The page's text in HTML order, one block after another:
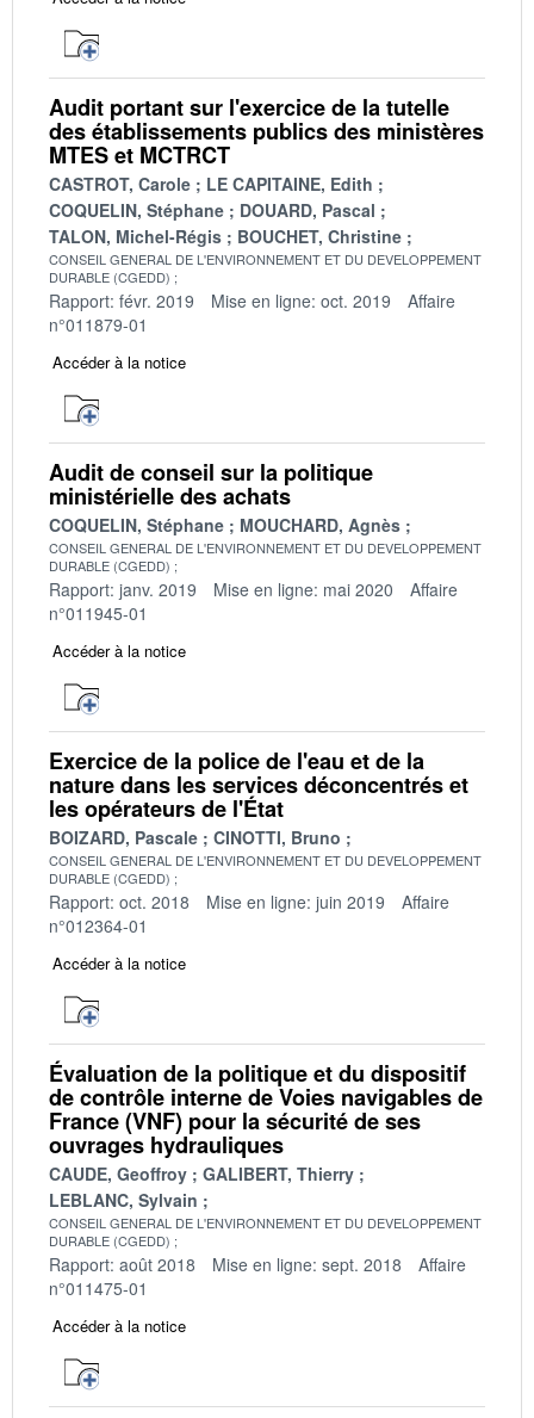
Audit portant sur l'exercice de la tutelle
des établissements publics des ministères
MTES et MCTRCT
CASTROT, Carole
LE CAPITAINE, Edith
COQUELIN, Stéphane
DOUARD, Pascal
TALON, Michel-Régis
BOUCHET, Christine
CONSEIL GENERAL DE L'ENVIRONNEMENT ET DU DEVELOPPEMENT
DURABLE (CGEDD)
Rapport: févr. 2019 Mise en ligne: oct. 2019
Affaire
n°011879-01
Accéder à la notice
Audit de conseil sur la politique
ministérielle des achats
COQUELIN, Stéphane MOUCHARD, Agnès
CONSEIL GENERAL DE L'ENVIRONNEMENT ET DU DEVELOPPEMENT
DURABLE (CGEDD)
Rapport: janv. 2019 Mise en ligne: mai 2020
Affaire
n°011945-01
Accéder à la notice
Exercice de la police de l'eau et de la
nature dans les services déconcentrés et
les opérateurs de l'État
BOIZARD, Pascale CINOTTI, Bruno
CONSEIL GENERAL DE L'ENVIRONNEMENT ET DU DEVELOPPEMENT
DURABLE (CGEDD)
Rapport: oct. 2018 Mise en ligne: juin 2019
Affaire
n°012364-01
Accéder à la notice
Évaluation de la politique et du dispositif
de contrôle interne de Voies navigables de
France (VNF) pour la sécurité de ses
ouvrages hydrauliques
CAUDE, Geoffroy
GALIBERT, Thierry
LEBLANC, Sylvain
CONSEIL GENERAL DE L'ENVIRONNEMENT ET DU DEVELOPPEMENT
DURABLE (CGEDD)
Rapport: août 2018 Mise en ligne: sept. 2018
Affaire
n°011475-01
Accéder à la notice